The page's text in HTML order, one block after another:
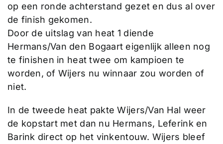
op een ronde achterstand gezet en dus al over
de finish gekomen.
Door de uitslag van heat 1 diende
Hermans/Van den Bogaart eigenlijk alleen nog
te finishen in heat twee om kampioen te
worden, of Wijers nu winnaar zou worden of
niet.
In de tweede heat pakte Wijers/Van Hal weer
de kopstart met dan nu Hermans, Leferink en
Barink direct op het vinkentouw. Wijers bleef